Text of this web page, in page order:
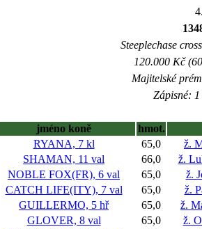
Steeplechase
120.000 Kč
Majitelské
Zápisné:
jméno koně
hmot.
RYANA, 7 kl 65,0
ž.
SHAMAN, 11 val 66,0
ž.
NOBLE FOX(FR), 6 val 65,0
ž.
CATCH LIFE(ITY), 7 val 65,0
ž.
GUILLERMO, 5 hř 65,0
ž.
GLOVER, 8 val 65,0
ž.